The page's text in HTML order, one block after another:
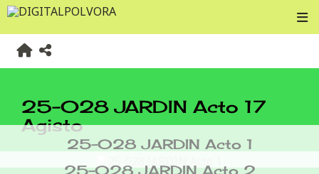
25-028 JARDIN Acto 17
Agisto
25-028 JARDIN Acto 1